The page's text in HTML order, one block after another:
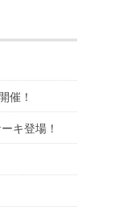
催！
キ登場！